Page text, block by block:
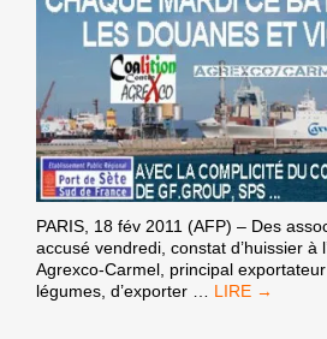
PARIS, 18 fév 2011 (AFP) – Des
accusé vendredi, constat d’huissier à
Agrexco-Carmel, principal
légumes, d’exporter
DÉPÊCHE